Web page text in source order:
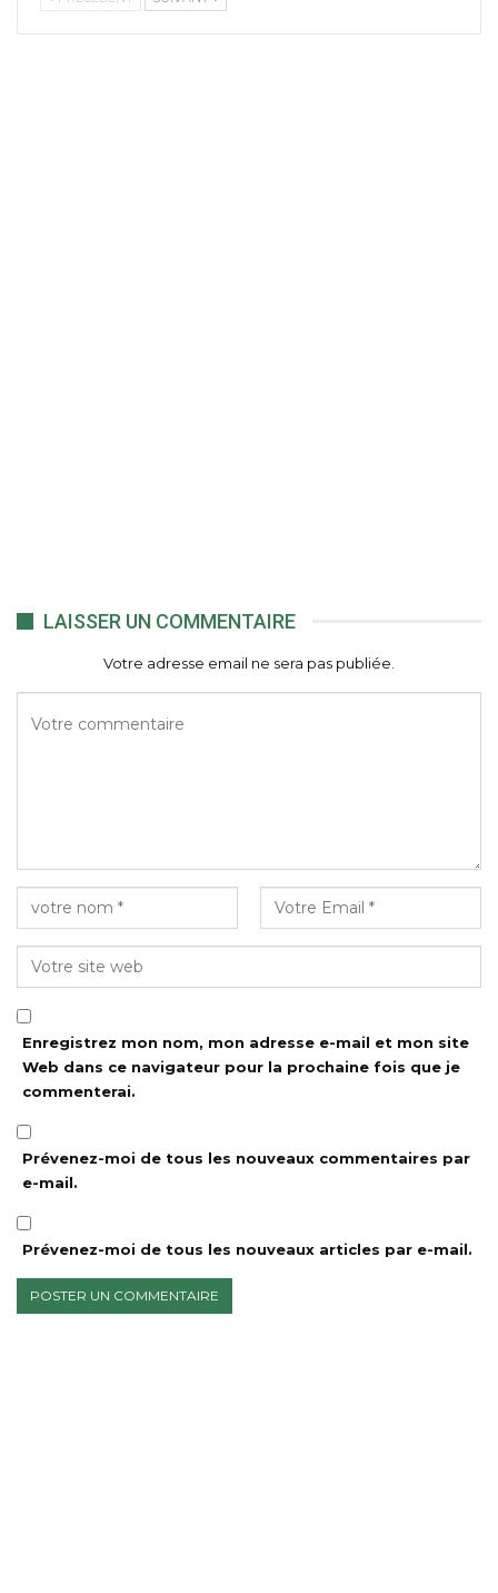
LAISSER UN COMMENTAIRE
Votre adresse email ne sera pas publiée.
Enregistrez mon nom, mon adresse e-mail et mon site
Web dans ce navigateur pour la prochaine fois que je
commenterai.
Prévenez-moi de tous les nouveaux commentaires par
e-mail.
Prévenez-moi de tous les nouveaux articles par e-mail.